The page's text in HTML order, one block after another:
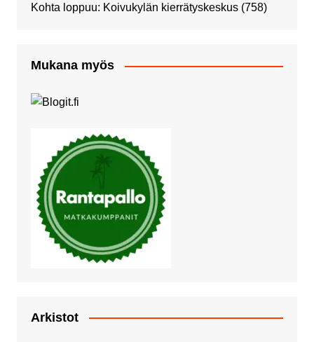
Kohta loppuu: Koivukylän kierrätyskeskus (758)
Mukana myös
Arkistot